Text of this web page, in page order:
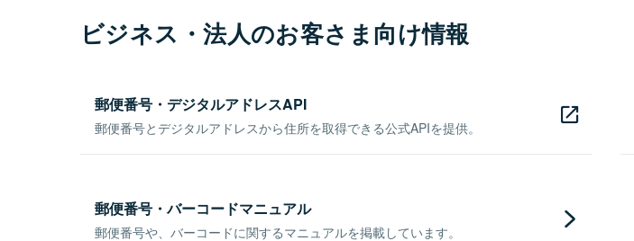
ビジネス・法人のお客さま向け情報
郵便番号・デジタルアドレスAPI
郵便番号とデジタルアドレスから住所を取得できる公式APIを提供。
郵便番号・バーコードマニュアル
郵便番号や、バーコードに関するマニュアルを掲載しています。